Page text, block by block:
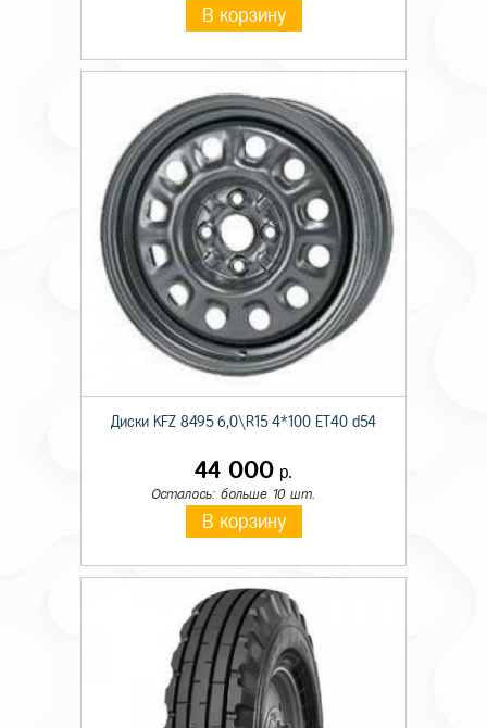
В корзину
Диски KFZ 8495 6,0\R15 4*100 ET40 d54
44 000 р.
Осталось: больше 10 шт.
В корзину